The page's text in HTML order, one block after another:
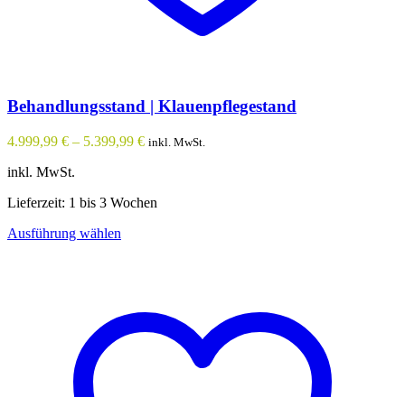
Behandlungsstand | Klauenpflegestand
4.999,99 € – 5.399,99 € inkl. MwSt.
inkl. MwSt.
Lieferzeit: 1 bis 3 Wochen
Ausführung wählen
auf.
Die